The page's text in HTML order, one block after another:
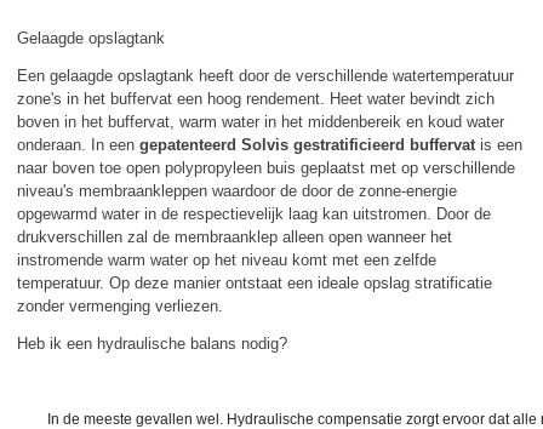
Gelaagde opslagtank
Een gelaagde opslagtank heeft door de verschillende watertemperatuur
zone's in het buffervat een hoog rendement. Heet water bevindt zich
boven in het buffervat, warm water in het middenbereik en koud water
onderaan. In eengepatenteerd Solvis gestratificieerd buffervatis een
naar boven toe open polypropyleen buis geplaatst met op verschillende
niveau's membraankleppen waardoor de door de zonne-energie
opgewarmd water in de respectievelijk laag kan uitstromen. Door de
drukverschillen zal de membraanklep alleen open wanneer het
instromende warm water op het niveau komt met een zelfde
temperatuur. Op deze manier ontstaat een ideale opslag stratificatie
zonder vermenging verliezen.
Heb ik een hydraulische balans nodig?
In de meeste gevallen wel. Hydraulische compensatie zorgt ervoor dat